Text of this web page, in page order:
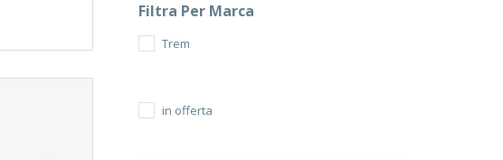
Filtra Per Marca
Trem
in offerta